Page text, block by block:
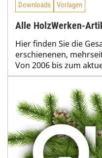
Downloads Vorlagen
Alle HolzWerken-
Hier finden Sie die
erschienenen,
Von 2006 bis zum